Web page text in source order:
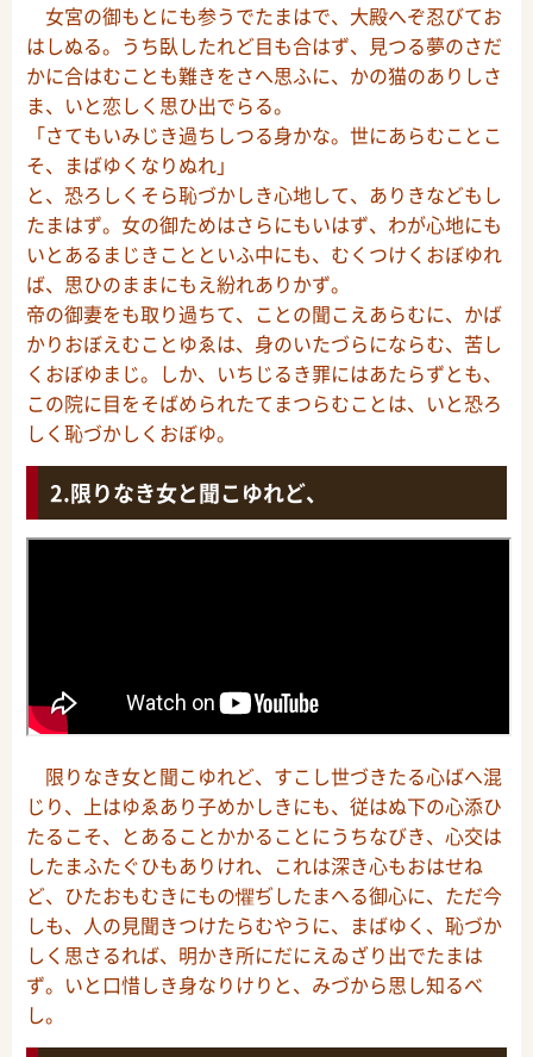
女宮の御もとにも参うでたまはで、大殿へぞ忍びてお
はしぬる。うち臥したれど目も合はず、見つる夢のさだ
かに合はむことも難きをさへ思ふに、かの猫のありしさ
ま、いと恋しく思ひ出でらる。
「さてもいみじき過ちしつる身かな。世にあらむことこ
そ、まばゆくなりぬれ」
と、恐ろしくそら恥づかしき心地して、ありきなどもし
たまはず。女の御ためはさらにもいはず、わが心地にも
いとあるまじきことといふ中にも、むくつけくおぼゆれ
ば、思ひのままにもえ紛れありかず。
帝の御妻をも取り過ちて、ことの聞こえあらむに、かば
かりおぼえむことゆゑは、身のいたづらにならむ、苦し
くおぼゆまじ。しか、いちじるき罪にはあたらずとも、
この院に目をそばめられたてまつらむことは、いと恐ろ
しく恥づかしくおぼゆ。
限りなき女と聞こゆれど、
限りなき女と聞こゆれど、すこし世づきたる心ばへ混
じり、上はゆゑあり子めかしきにも、従はぬ下の心添ひ
たるこそ、とあることかかることにうちなびき、心交は
したまふたぐひもありけれ、これは深き心もおはせね
ど、ひたおもむきにもの懼ぢしたまへる御心に、ただ今
しも、人の見聞きつけたらむやうに、まばゆく、恥づか
しく思さるれば、明かき所にだにえゐざり出でたまは
ず。いと口惜しき身なりけりと、みづから思し知るべ
し。